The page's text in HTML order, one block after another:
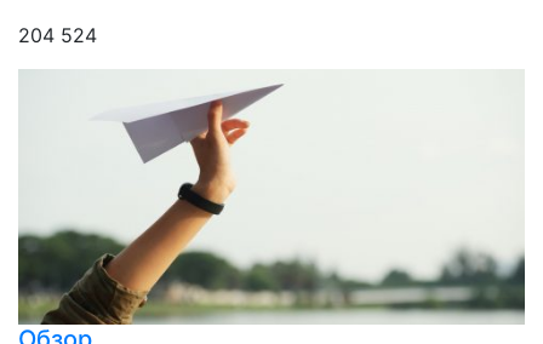
204 524